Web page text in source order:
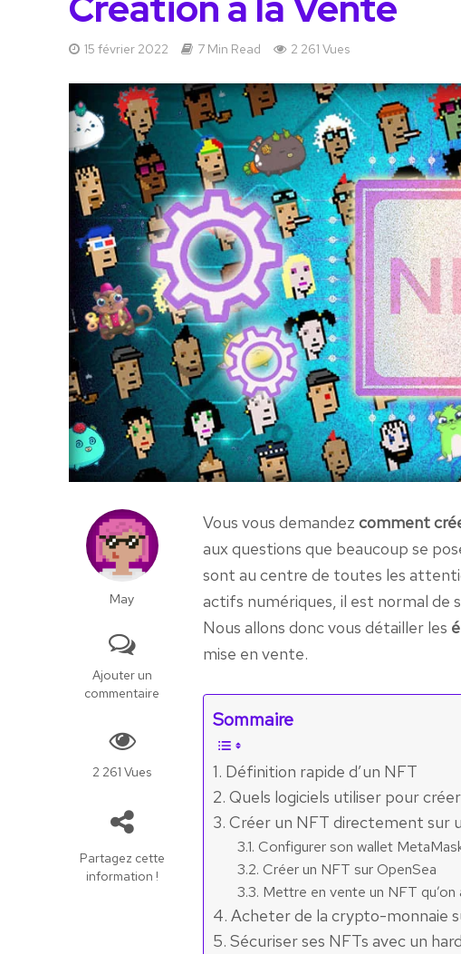
15 février 2022 7 Min Read 2 261 Vues
May
Ajouter un
commentaire
2 261 Vues
Partagez cette
information !
Vous vous demandezcomment
aux questions que beaucoup se
sont au centre de toutes les
actifs numériques, il est normal de
Nous allons donc vous détailler les
mise en vente.
Sommaire
Définition rapide d’un NFT
Quels logiciels utiliser pour
Créer un NFT directement sur
Configurer son wallet
Créer un NFT sur OpenSea
Mettre en vente un NFT qu’on
Acheter de la crypto-monnaie
Sécuriser ses NFTs avec un